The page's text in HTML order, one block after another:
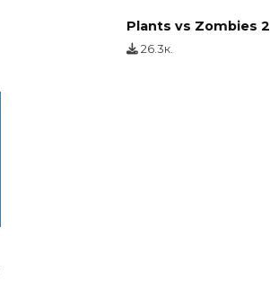
Plants vs Zombies 2
26.3к.